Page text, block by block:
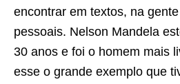
encontrar em textos, na
pessoais. Nelson Mandela
30 anos e foi o homem mais
esse o grande exemplo que